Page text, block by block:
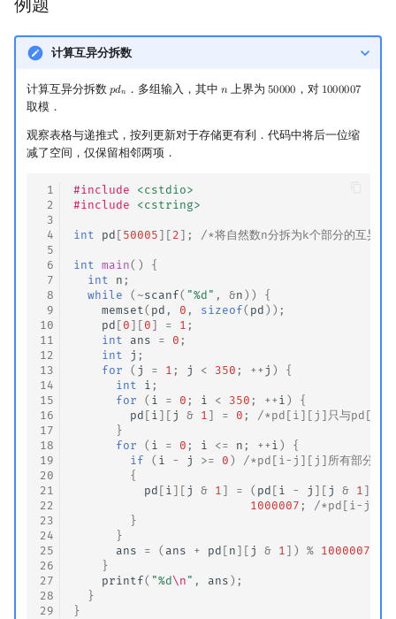
例题
计算互异分拆数
计算互异分拆数𝑝𝑑𝑛
pdn ．多组输入，其中𝑛
n上界为 50000
50000 ，对 1000007
1000007
取模．
观察表格与递推式，按列更新对于存储更有利．代码中将后一位缩
减了空间，仅保留相邻两项．
1
2
3
4
5
6
7
8
9
10
11
12
13
14
15
16
17
18
19
20
21
22
23
24
25
26
27
28
29
#include
<cstdio>
#include
<cstring>
int pd [ 50005 ][ 2 ]; /*将自然数n分拆为k个部分的互异
int main()
{
int
n ;
while
( ~scanf( "%d" , &n ))
{
memset( pd , 0 , sizeof( pd ));
pd [ 0 ][ 0 ] = 1 ;
int
ans = 0 ;
int
j ;
for
( j = 1 ; j < 350 ; ++ j )
{
int
i ;
for
( i = 0 ; i < 350 ; ++ i )
{
pd [ i ][ j & 1 ] = 0 ;
/*pd[i][j]只与
}
for
( i = 0 ; i <= n ; ++ i )
{
if
( i - j >= 0 )
/*pd[i-j][j]所有部分大
{
pd [ i ][ j & 1 ] = ( pd [ i - j ][ j & 1 ]
1000007 ;
/*pd[i-j][j-1]
}
}
ans
= ( ans + pd [ n ][ j & 1 ]) % 1000007
}
printf( "%d\n " , ans );
}
}